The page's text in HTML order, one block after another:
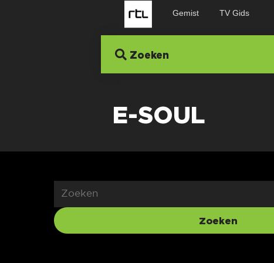
Gemist TV Gids
Zoeken
E-SOUL